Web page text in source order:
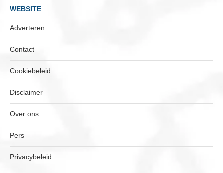
WEBSITE
Adverteren
Contact
Cookiebeleid
Disclaimer
Over ons
Pers
Privacybeleid